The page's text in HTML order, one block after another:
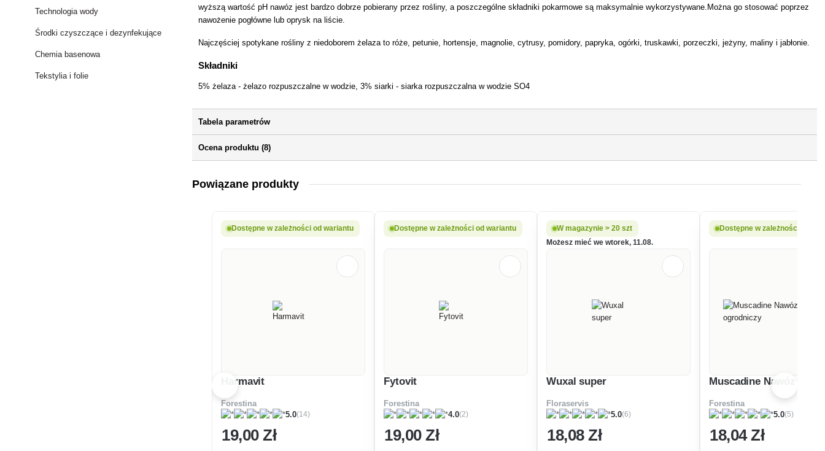
Technologia wody
Środki czyszczące i dezynfekujące
Chemia basenowa
Tekstylia i folie
wyższą wartość pH nawóz jest bardzo dobrze pobierany przez rośliny, a poszczególne składniki pokarmowe są maksymalnie wykorzystywane.Można go stosować poprzez
nawożenie pogłówne lub oprysk na liście.
Najczęściej spotykane rośliny z niedoborem żelaza to róże, petunie, hortensje, magnolie, cytrusy, pomidory, papryka, ogórki, truskawki, porzeczki, jeżyny, maliny i jabłonie.
Składniki
5% żelaza - żelazo rozpuszczalne w wodzie, 3% siarki - siarka rozpuszczalna w wodzie SO4
Tabela parametrów
Ocena produktu (8)
Powiązane produkty
Dostępne w zależności od wariantu
Harmavit
Forestina
5.0(14)
19,00 Zł
Dostępne w zależności od wariantu
Fytovit
Forestina
4.0(2)
19,00 Zł
W magazynie > 20 szt
Możesz mieć we wtorek, 11.08.
Wuxal super
Floraservis
5.0(6)
18,08 Zł
Dostępne w zależności od
Muscadine Nawóz
Forestina
5.0(5)
18,04 Zł